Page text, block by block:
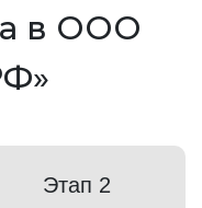
в ООО
Этап 2